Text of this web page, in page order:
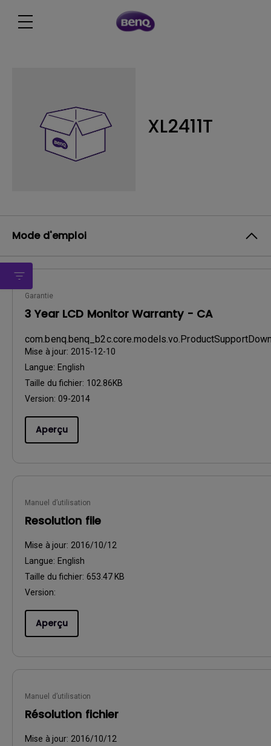
XL2411T
Mode d'emploi
Garantie
3 Year LCD Monitor Warranty - CA
Mise à jour: 2015-12-10
Langue: English
Taille du fichier: 102.86KB
Version: 09-2014
Aperçu
Manuel d’utilisation
Resolution file
Mise à jour: 2016/10/12
Langue: English
Taille du fichier: 653.47 KB
Version:
Aperçu
Manuel d’utilisation
Résolution fichier
Mise à jour: 2016/10/12